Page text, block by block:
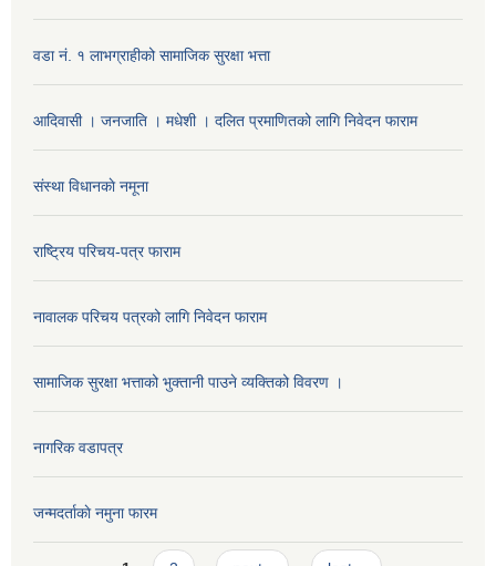
वडा नं. १ लाभग्राहीको सामाजिक सुरक्षा भत्ता
आदिवासी । जनजाति । मधेशी । दलित प्रमाणितको लागि निवेदन फाराम
संस्था विधानकाे नमूना
राष्ट्रिय परिचय-पत्र फाराम
नावालक परिचय पत्रको लागि निवेदन फाराम
सामाजिक सुरक्षा भत्ताको भुक्तानी पाउने व्यक्तिको विवरण ।
नागरिक वडापत्र
जन्मदर्ताकाे नमुना फारम